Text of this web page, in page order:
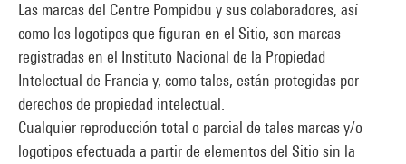
Las marcas del Centre Pompidou y sus colaboradores, así
como los logotipos que figuran en el Sitio, son marcas
registradas en el Instituto Nacional de la Propiedad
Intelectual de Francia y, como tales, están protegidas por
derechos de propiedad intelectual.
Cualquier reproducción total o parcial de tales marcas y/o
logotipos efectuada a partir de elementos del Sitio sin la